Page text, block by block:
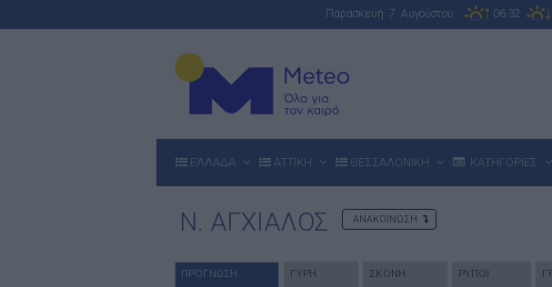
Παρασκευή 7 Αυγούστου 06:32
ΕΛΛΑΔΑ ΑΤΤΙΚΗ ΘΕΣΣΑΛΟΝΙΚΗ ΚΑΤΗΓΟΡΙΕΣ
Ν. ΑΓΧΙΑΛΟΣ ΑΝΑΚΟΙΝΩΣΗ
ΠΡΟΓΝΩΣΗ ΓΥΡΗ ΣΚΟΝΗ ΡΥΠΟΙ